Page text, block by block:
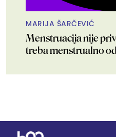
MARIJA ŠARČEVIĆ
Menstruacija nije
treba menstrualno